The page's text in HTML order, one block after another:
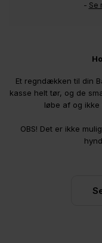
- Se
Et regndækken til din
kasse helt tør, og de
løbe af og
OBS! Det er ikke